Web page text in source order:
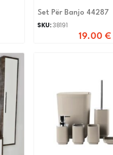
Set Për Banjo 44287
SKU:38191
19.00 €